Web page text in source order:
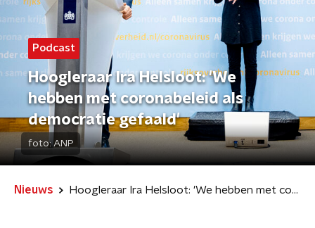
Podcast
Hoogleraar Ira Helsloot: 'We
hebben met coronabeleid als
democratie gefaald'
foto:ANP
Nieuws Hoogleraar Ira Helsloot: 'We hebben met coronabeleid als democratie gefaald'